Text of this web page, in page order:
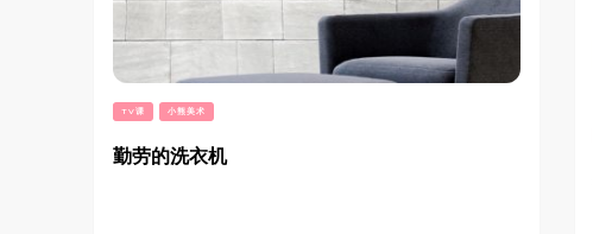
TV课 小熊美术
勤劳的洗衣机